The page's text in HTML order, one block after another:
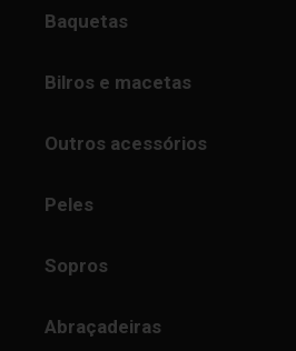
Baquetas
Bilros e macetas
Outros acessórios
Peles
Sopros
Abraçadeiras